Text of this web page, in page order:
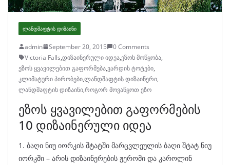
ᲚᲐᲜᲓᲨᲐᲤᲢᲘᲡ ᲓᲘᲖᲐᲘᲜᲘ
admin September 20, 2015
0 Comments
Victoria Falls,დიზაინერული იდეა,ეზოს მოწყობა,
ეზოს ყვავილებით გაფორმება,ვარდის ტოტები,
კლიმატური პირობები,ლანდშაფტის დიზაინერი,
ლანდშაფტის დიზაინი,როგორ მოვაწყოთ ეზო
ეზოს ყვავილებით გაფორმების
10 დიზაინერული იდეა
1. ბაღი ნიუ იორკის შტატში მარცვლეულის ბაღი შტატ ნიუ
იორკში – არის დიზაინერების ჟერომი და კაროლინ